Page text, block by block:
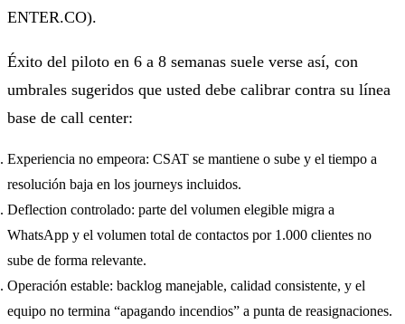
ENTER.CO).
Éxito del piloto en 6 a 8 semanas suele verse así, con
umbrales sugeridos que usted debe calibrar contra su línea
base de call center:
Experiencia no empeora: CSAT se mantiene o sube y el tiempo a
resolución baja en los journeys incluidos.
Deflection controlado: parte del volumen elegible migra a
WhatsApp y el volumen total de contactos por 1.000 clientes no
sube de forma relevante.
Operación estable: backlog manejable, calidad consistente, y el
equipo no termina “apagando incendios” a punta de reasignaciones.